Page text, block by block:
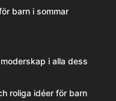
barn i sommar
i alla dess
roliga idéer för barn